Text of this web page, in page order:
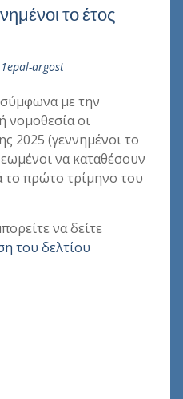
το έτος
1epal-argost
με την
νομοθεσία οι
2025 (γεννημένοι το
να καταθέσουν
το πρώτο τρίμηνο του
να δείτε
του δελτίου